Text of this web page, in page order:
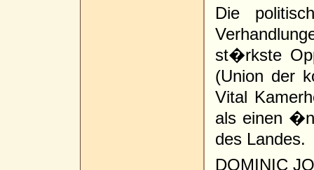
Die
st�rkste
(Union der
Vital
als einen
des Landes.
DOMINIC